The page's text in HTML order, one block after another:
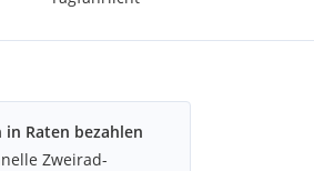
in Raten bezahlen
Zweirad-